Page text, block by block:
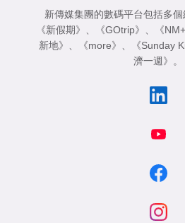
新傳媒集團的數碼平台包括多
《新假期》
《GOtrip》 《
新地》
《more》 《Sunday
濟一週》
。